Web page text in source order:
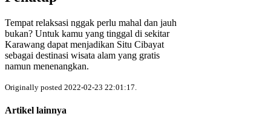
Tempat relaksasi nggak perlu mahal dan jauh
bukan? Untuk kamu yang tinggal di sekitar
Karawang dapat menjadikan Situ Cibayat
sebagai destinasi wisata alam yang gratis
namun menenangkan.
Originally posted 2022-02-23 22:01:17.
Artikel lainnya